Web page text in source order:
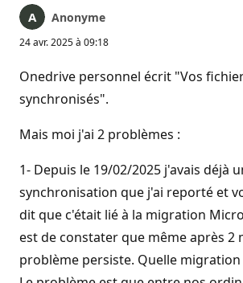
Anonyme
24 avr. 2025 à 09:18
Onedrive personnel écrit "Vos
synchronisés".
Mais moi j'ai 2 problèmes :
1- Depuis le 19/02/2025 j'avais déjà
synchronisation que j'ai reporté et
dit que c'était lié à la migration
est de constater que même après 2
problème persiste. Quelle migration